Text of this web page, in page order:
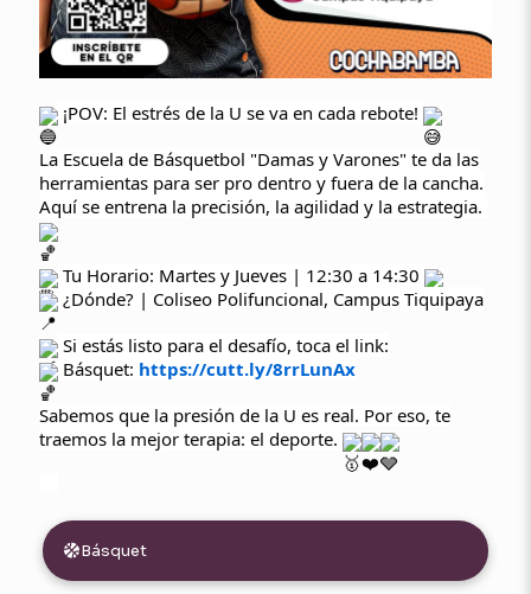
¡POV: El estrés de la U se va en cada rebote!
La Escuela de Básquetbol "Damas y Varones" te da las
herramientas para ser pro dentro y fuera de la cancha.
Aquí se entrena la precisión, la agilidad y la estrategia.
Tu Horario: Martes y Jueves | 12:30 a 14:30
¿Dónde? | Coliseo Polifuncional, Campus Tiquipaya
Si estás listo para el desafío, toca el link:
Básquet: https://cutt.ly/8rrLunAx
Sabemos que la presión de la U es real. Por eso, te
traemos la mejor terapia: el deporte.
Básquet